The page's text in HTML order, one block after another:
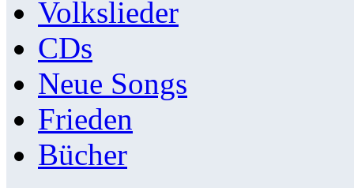
Volkslieder
CDs
Neue Songs
Frieden
Bücher